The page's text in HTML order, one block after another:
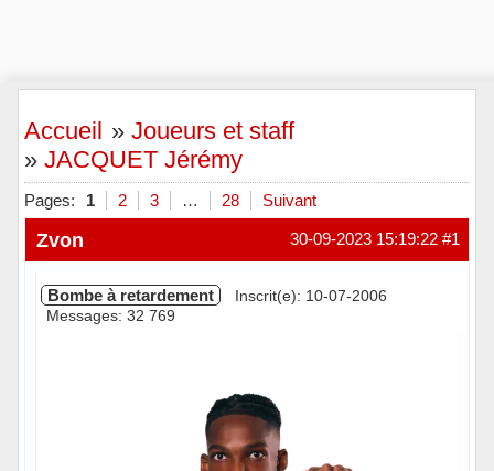
Accueil »Joueurs et staff
» JACQUET Jérémy
Pages: 1 2 3 … 28 Suivant
#1
30-09-2023 15:19:22
Zvon
Bombe à retardement
Inscrit(e): 10-07-2006
Messages: 32 769